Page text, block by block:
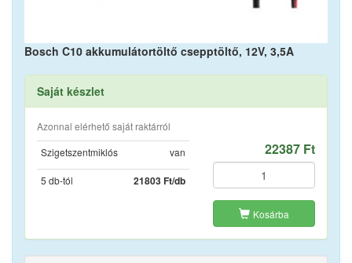
Bosch C10 akkumulátortöltő csepptöltő, 12V, 3,5A
Saját készlet
Azonnal elérhető saját raktárról
Szigetszentmiklós
van
5 db-tól 21803 Ft/db
22387 Ft
Kosárba